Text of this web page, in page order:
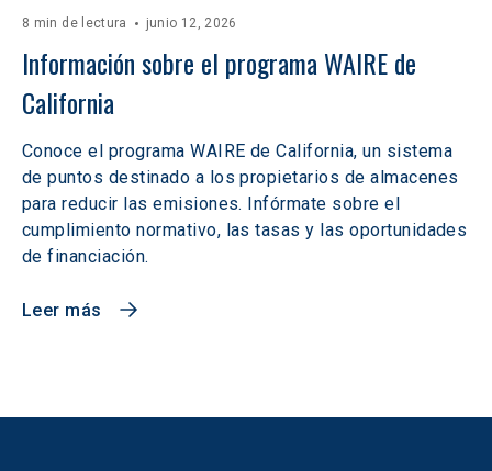
8 min de lectura junio 12, 2026
Información sobre el programa WAIRE de
California
Conoce el programa WAIRE de California, un sistema
de puntos destinado a los propietarios de almacenes
para reducir las emisiones. Infórmate sobre el
cumplimiento normativo, las tasas y las oportunidades
de financiación.
Leer más